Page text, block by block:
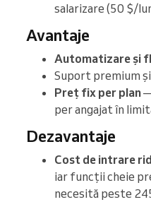
salarizare (50 $/
Avantaje
Automatizare și
Suport premium și
Preț fix per plan
per angajat în
Dezavantaje
Cost de intrare
iar funcții cheie
necesită peste